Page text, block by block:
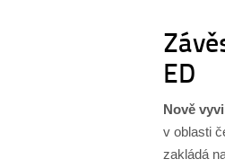
ED
Nově
v oblasti
zakládá